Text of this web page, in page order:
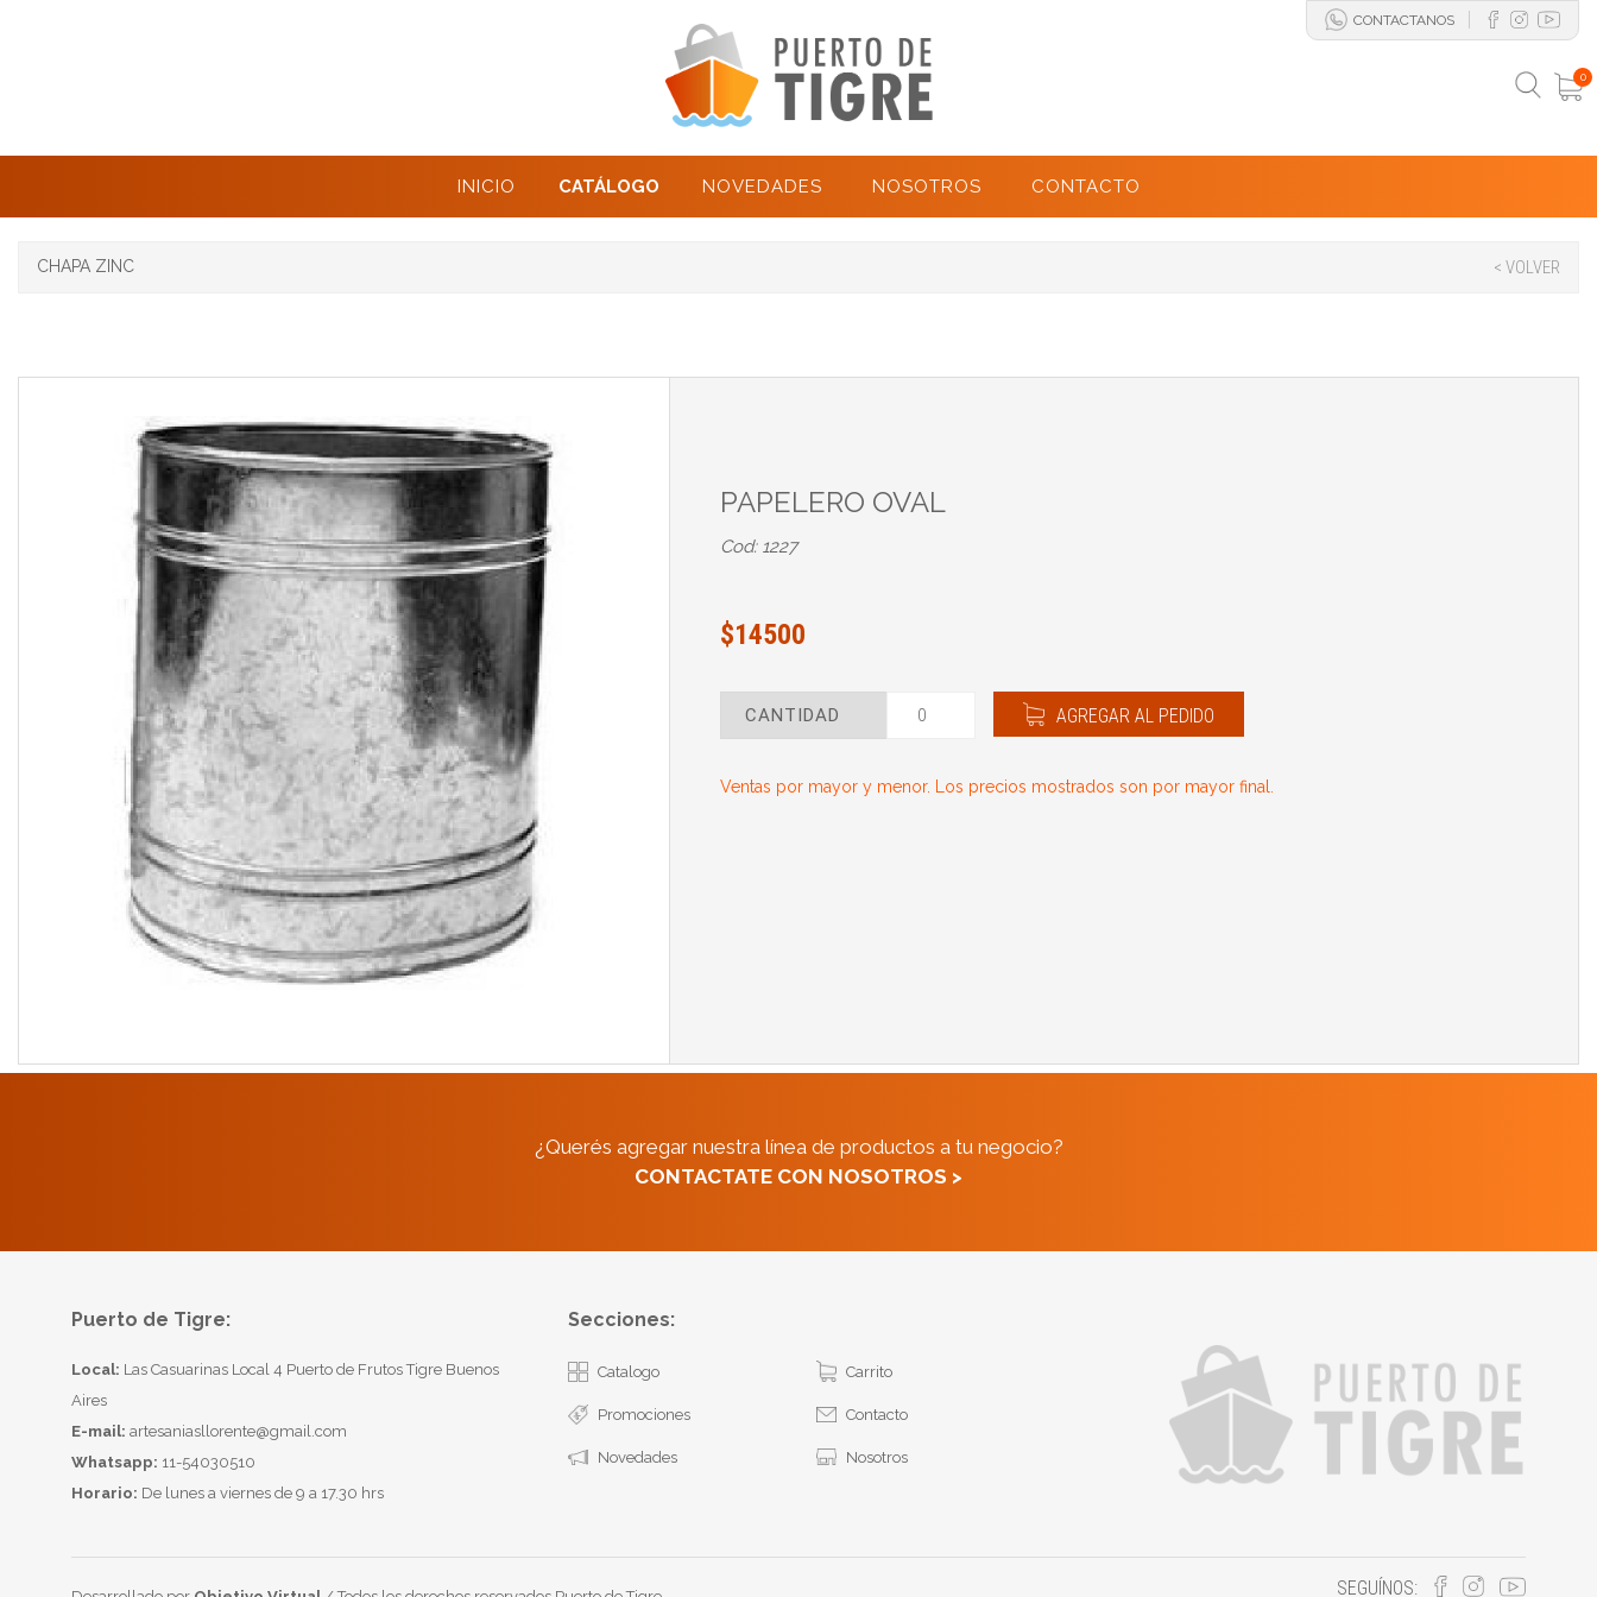
CONTACTANOS
0
INICIO CATÁLOGO NOVEDADES NOSOTROS CONTACTO
CHAPA ZINC < VOLVER
PAPELERO OVAL
Cod: 1227
$14500
CANTIDAD AGREGAR AL PEDIDO
Ventas por mayor y menor. Los precios mostrados son por mayor final.
¿Querés agregar nuestra línea de productos a tu negocio?
CONTACTATE CON NOSOTROS >
Puerto de Tigre:
Local: Las Casuarinas Local 4 Puerto de Frutos Tigre Buenos
Aires
E-mail: artesaniasllorente@gmail.com
Whatsapp: 11-54030510
Horario: De lunes a viernes de 9 a 17.30 hrs
Secciones:
Catalogo
Promociones
Novedades
Carrito
Contacto
Nosotros
SEGUÍNOS: